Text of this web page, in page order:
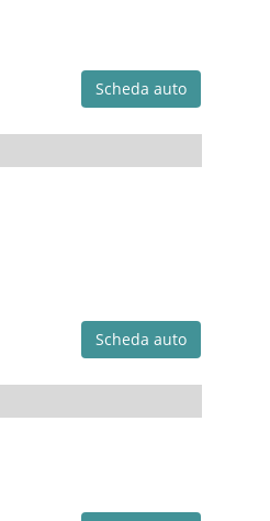
Scheda auto
Scheda auto